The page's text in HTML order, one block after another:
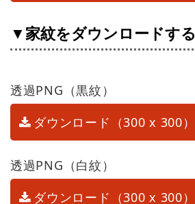
▼家紋をダウンロードする
透過PNG（黒紋）
ダウンロード（300 x 300）
透過PNG（白紋）
ダウンロード（300 x 300）